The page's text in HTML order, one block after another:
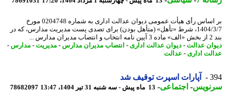
بر اساس رأی هیأت عمومی دیوان عدالت اداری به شماره 0204748 مورخ
1404/3/7، شرط «تأهل» (متأهل بودن) برای تصدی پست مدیریت مدارس، که در
عدالت-دیوان عدالت اداری- انتصاب مدیران مدارس -مدیریت-مدارس -
اداری- عدالت
آپارات اسپرت توقیف شد
-اجتماعی-13 ماه پیش - سه شنبه 31 تیر 1404، 13:47 78682097